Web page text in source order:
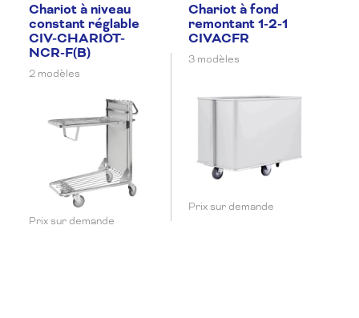
Chariot à niveau
constant réglable
CIV-CHARIOT-
NCR-F(B)
2 modèles
Prix sur demande
Chariot à fond
remontant 1-2-1
CIVACFR
3 modèles
Prix sur demande